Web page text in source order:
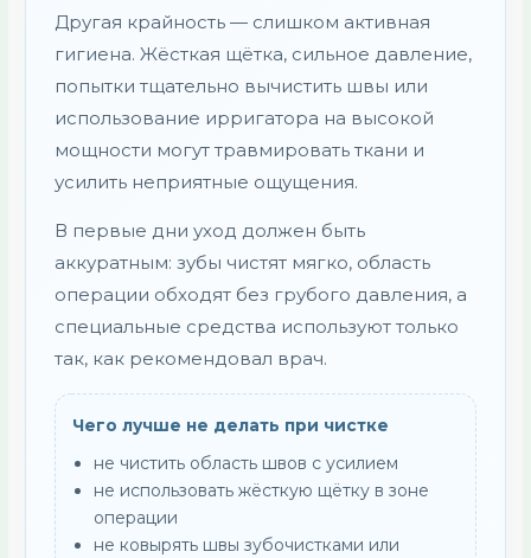
Другая крайность — слишком активная
гигиена. Жёсткая щётка, сильное давление,
попытки тщательно вычистить швы или
использование ирригатора на высокой
мощности могут травмировать ткани и
усилить неприятные ощущения.
В первые дни уход должен быть
аккуратным: зубы чистят мягко, область
операции обходят без грубого давления, а
специальные средства используют только
так, как рекомендовал врач.
Чего лучше не делать при чистке
не чистить область швов с усилием
не использовать жёсткую щётку в зоне
операции
не ковырять швы зубочистками или